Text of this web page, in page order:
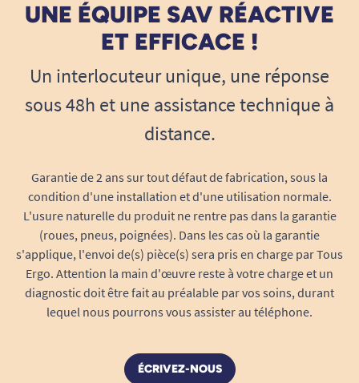
UNE ÉQUIPE SAV RÉACTIVE
ET EFFICACE !
Un interlocuteur unique, une réponse
sous 48h et une assistance technique à
distance.
Garantie de 2 ans sur tout défaut de fabrication, sous la
condition d'une installation et d'une utilisation normale.
L'usure naturelle du produit ne rentre pas dans la garantie
(roues, pneus, poignées). Dans les cas où la garantie
s'applique, l'envoi de(s) pièce(s) sera pris en charge par Tous
Ergo. Attention la main d'œuvre reste à votre charge et un
diagnostic doit être fait au préalable par vos soins, durant
lequel nous pourrons vous assister au téléphone.
ÉCRIVEZ-NOUS